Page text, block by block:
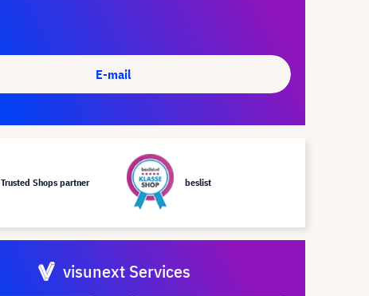
E-mail
Trusted Shops partner beslist
visunext Services